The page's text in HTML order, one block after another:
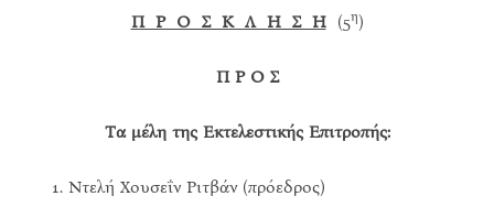
Π Ρ Ο Σ Κ Λ Η Σ Η(5η)
Π Ρ Ο Σ
Τα μέλη της Εκτελεστικής Επιτροπής:
Ντελή Χουσεΐν Ριτβάν (πρόεδρος)